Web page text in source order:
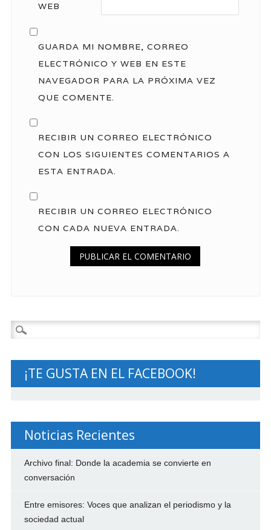
WEB
GUARDA MI NOMBRE, CORREO
ELECTRÓNICO Y WEB EN ESTE
NAVEGADOR PARA LA PRÓXIMA VEZ
QUE COMENTE.
RECIBIR UN CORREO ELECTRÓNICO
CON LOS SIGUIENTES COMENTARIOS A
ESTA ENTRADA.
RECIBIR UN CORREO ELECTRÓNICO
CON CADA NUEVA ENTRADA.
Buscar:
¡TE GUSTA EN EL FACEBOOK!
Noticias Recientes
Archivo final: Donde la academia se convierte en
conversación
Entre emisores: Voces que analizan el periodismo y la
sociedad actual